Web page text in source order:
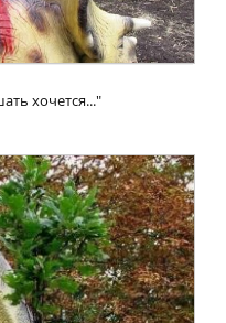
хочется..."